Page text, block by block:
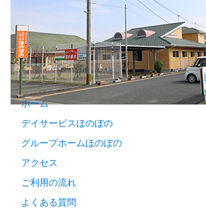
ホーム
デイサービスほのぼの
グループホームほのぼの
アクセス
ご利用の流れ
よくある質問